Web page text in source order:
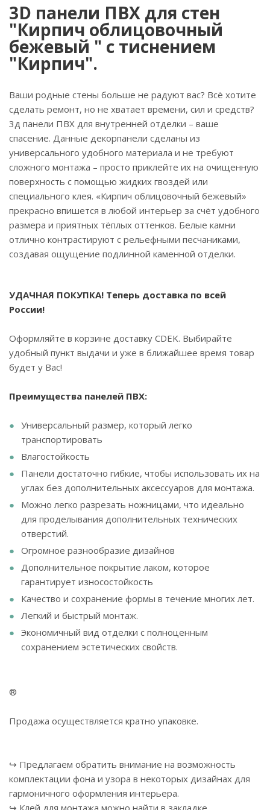
3D панели ПВХ для стен
"Кирпич облицовочный
бежевый " с тиснением
"Кирпич".
Ваши родные стены больше не радуют вас? Всё хотите
сделать ремонт, но не хватает времени, сил и средств?
3д панели ПВХ для внутренней отделки – ваше
спасение. Данные декорпанели сделаны из
универсального удобного материала и не требуют
сложного монтажа – просто приклейте их на очищенную
поверхность с помощью жидких гвоздей или
специального клея. «Кирпич облицовочный бежевый»
прекрасно впишется в любой интерьер за счёт удобного
размера и приятных тёплых оттенков. Белые камни
отлично контрастируют с рельефными песчаниками,
создавая ощущение подлинной каменной отделки.
УДАЧНАЯ ПОКУПКА! Теперь доставка по всей
России!
Оформляйте в корзине доставку CDEK. Выбирайте
удобный пункт выдачи и уже в ближайшее время товар
будет у Вас!
Преимущества панелей ПВХ:
Универсальный размер, который легко
транспортировать
Влагостойкость
Панели достаточно гибкие, чтобы использовать их на
углах без дополнительных аксессуаров для монтажа.
Можно легко разрезать ножницами, что идеально
для проделывания дополнительных технических
отверстий.
Огромное разнообразие дизайнов
Дополнительное покрытие лаком, которое
гарантирует износостойкость
Качество и сохранение формы в течение многих лет.
Легкий и быстрый монтаж.
Экономичный вид отделки с полноценным
сохранением эстетических свойств.
®
Продажа осуществляется кратно упаковке.
↪ Предлагаем обратить внимание на возможность
комплектации фона и узора в некоторых дизайнах для
гармоничного оформления интерьера.
↪ Клей для монтажа можно найти в закладке